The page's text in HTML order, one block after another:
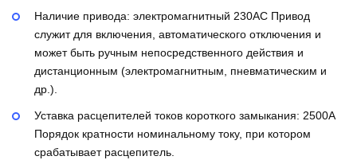
Наличие привода: электромагнитный 230AC Привод
служит для включения, автоматического отключения и
может быть ручным непосредственного действия и
дистанционным (электромагнитным, пневматическим и
др.).
Уставка расцепителей токов короткого замыкания: 2500А
Порядок кратности номинальному току, при котором
срабатывает расцепитель.